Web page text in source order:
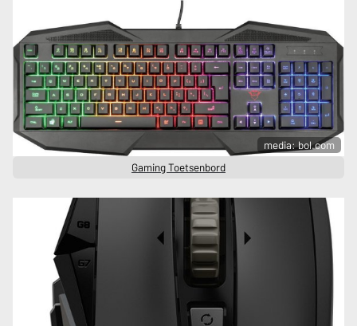
media: bol.com
Gaming Toetsenbord